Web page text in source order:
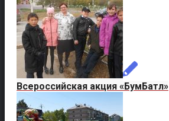
Всероссийская акция «БумБатл»